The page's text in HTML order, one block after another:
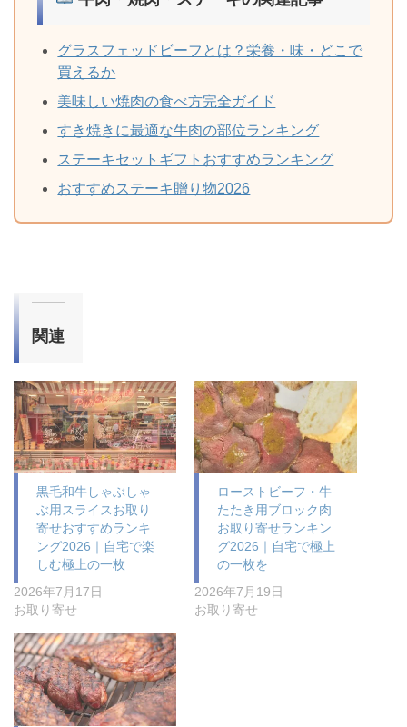
グラスフェッドビーフとは？栄養・味・どこで
買えるか
美味しい焼肉の食べ方完全ガイド
すき焼きに最適な牛肉の部位ランキング
ステーキセットギフトおすすめランキング
おすすめステーキ贈り物2026
関連
黒毛和牛しゃぶしゃ
ぶ用スライスお取り
寄せおすすめランキ
ング2026｜自宅で楽
しむ極上の一枚
2026年7月17日
お取り寄せ
ローストビーフ・牛
たたき用ブロック肉
お取り寄せランキン
グ2026｜自宅で極上
の一枚を
2026年7月19日
お取り寄せ